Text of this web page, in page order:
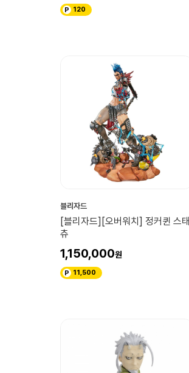
120
블리자드
[블리자드][오버워치] 정커퀸 스태
츄
1,150,000
11,500